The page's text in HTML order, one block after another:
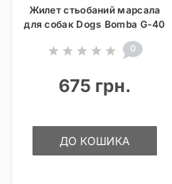
Жилет стьобаний марсала
для собак Dogs Bomba G-40
0
675 грн.
ДО КОШИКА